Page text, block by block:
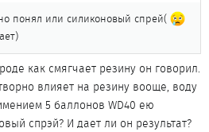
понял или силиконовый спрей(
как смягчает резину он говорил.
влияет на резину вооще, воду
5 баллонов WD40 ею
спрэй? И дает ли он результат?